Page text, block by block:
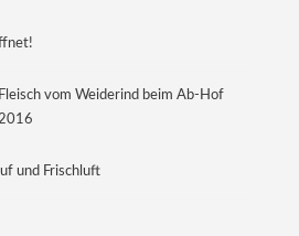
vom Weiderind beim Ab-Hof
und Frischluft